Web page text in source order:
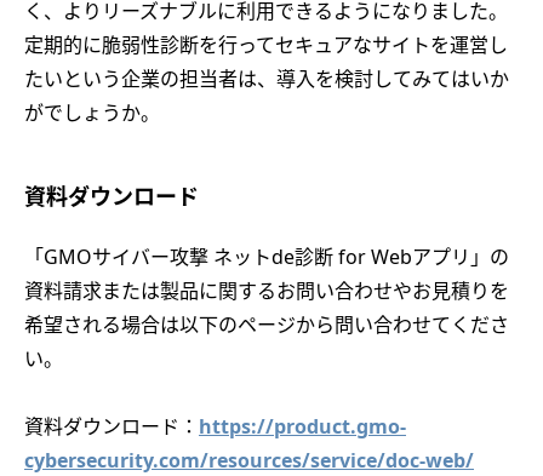
く、よりリーズナブルに利用できるようになりました。
定期的に脆弱性診断を行ってセキュアなサイトを運営し
たいという企業の担当者は、導入を検討してみてはいか
がでしょうか。
資料ダウンロード
「GMOサイバー攻撃 ネットde診断 for Webアプリ」の
資料請求または製品に関するお問い合わせやお見積りを
希望される場合は以下のページから問い合わせてくださ
い。
資料ダウンロード： https://product.gmo-
cybersecurity.com/resources/service/doc-web/